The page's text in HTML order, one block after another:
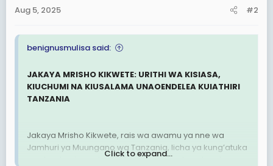
s
Aug 5, 2025 #2
benignusmulisa said:
JAKAYA MRISHO KIKWETE: URITHI WA KISIASA,
KIUCHUMI NA KIUSALAMA UNAOENDELEA KUIATHIRI
TANZANIA
Jakaya Mrisho Kikwete, rais wa awamu ya nne wa
Jamhuri ya Muungano wa Tanzania, licha ya kung’atuka
madarakani mwaka 2015, anaendelea kuacha alama
Click to expand...